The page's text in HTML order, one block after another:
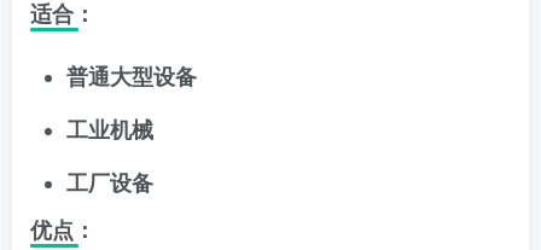
适合：
普通大型设备
工业机械
工厂设备
优点：